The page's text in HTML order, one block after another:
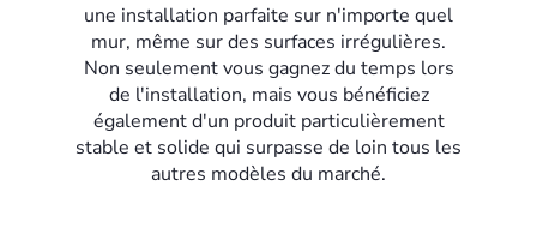
une installation parfaite sur n'importe quel
mur, même sur des surfaces irrégulières.
Non seulement vous gagnez du temps lors
de l'installation, mais vous bénéficiez
également d'un produit particulièrement
stable et solide qui surpasse de loin tous les
autres modèles du marché.